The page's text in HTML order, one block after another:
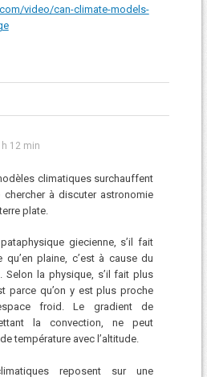
video/can-climate-models-
12 min
climatiques surchauffent
chercher à discuter astronomie
plate.
giecienne, s’il fait
plaine, c’est à cause du
Selon la physique, s’il fait plus
parce qu’on y est plus proche
froid. Le gradient de
la convection, ne peut
température avec l’altitude.
reposent sur une